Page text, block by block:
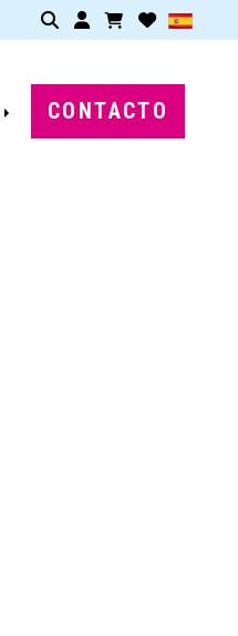
Identifícate
CONTACTO